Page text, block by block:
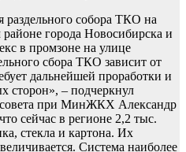
собора ТКО на
города Новосибирска и
в промзоне на улице
сбора ТКО зависит от
дальнейшей проработки и
сторон», – подчеркнул
совета при МинЖКХ Александр
сейчас в регионе 2,2 тыс.
стекла и картона. Их
Система наиболее